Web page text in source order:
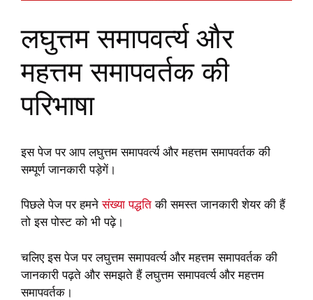
लघुत्तम समापवर्त्य और
महत्तम समापवर्तक की
परिभाषा
इस पेज पर आप लघुत्तम समापवर्त्य और महत्तम समापवर्तक की
सम्पूर्ण जानकारी पड़ेगें।
पिछले पेज पर हमनेसंख्या पद्धति की समस्त जानकारी शेयर की हैं
तो इस पोस्ट को भी पढ़े।
चलिए इस पेज पर लघुत्तम समापवर्त्य और महत्तम समापवर्तक की
जानकारी पढ़ते और समझते हैं लघुत्तम समापवर्त्य और महत्तम
समापवर्तक।